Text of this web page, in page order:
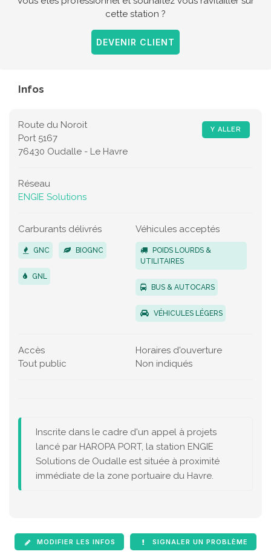
cette station ?
DEVENIR CLIENT
Infos
Y ALLER
Route du Noroit
Port 5167
76430 Oudalle - Le Havre
Réseau
ENGIE Solutions
Carburants délivrés
GNC BIOGNC
GNL
Véhicules acceptés
POIDS LOURDS &
UTILITAIRES
BUS & AUTOCARS
VÉHICULES LÉGERS
Accès
Tout public
Horaires d'ouverture
Non indiqués
Inscrite dans le cadre d'un appel à projets
lancé par HAROPA PORT, la station ENGIE
Solutions de Oudalle est située à proximité
immédiate de la zone portuaire du Havre.
MODIFIER LES INFOS SIGNALER UN PROBLÈME